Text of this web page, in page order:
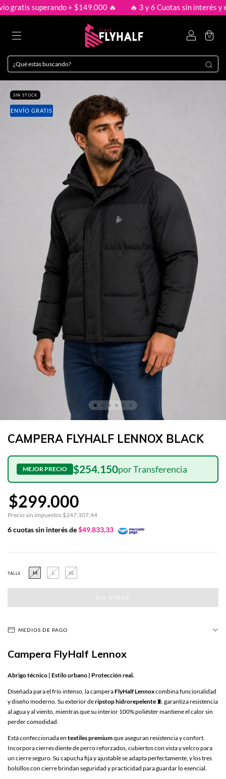
superando + $149.000 🔥 🔥 3 y 6 Cuotas sin interés y envío
0
SIN STOCK
ENVÍO GRATIS
CAMPERA FLYHALF LENNOX BLACK
$299.000
6cuotas sin interés de$49.833,33
Precio sin impuestos $247.107,44
$254.150
TALLE M L XL
MEDIOS DE PAGO
Campera FlyHalf Lennox
Abrigo técnico | Estilo urbano | Protección real.
Diseñada para el frío intenso, la camperaFlyHalf Lennoxcombina funcionalidad
y diseño moderno. Su exterior deripstop hidrorepelente🧵 garantiza resistencia
al agua y al viento, mientras que su interior 100% poliéster mantiene el calor sin
perder comodidad.
Está confeccionada en textiles premiumque aseguran resistencia y confort.
Incorpora cierres diente de perro reforzados, cubiertos con vista y velcro para
un cierre seguro. Su capucha fija y ajustable se adapta perfectamente, y los tres
bolsillos con cierre brindan seguridad y practicidad para guardar lo esencial.